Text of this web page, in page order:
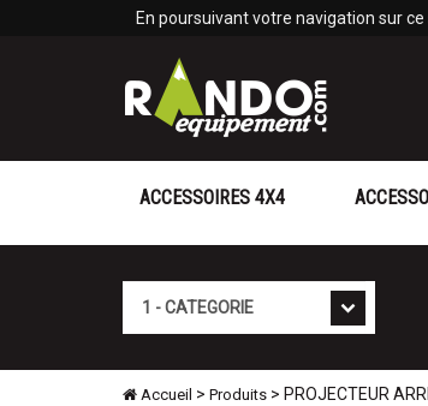
En poursuivant votre navigation sur
ACCESSOIRES 4X4
Accueil > Produits > PROJECTEUR
Panneau de gestion des cookies